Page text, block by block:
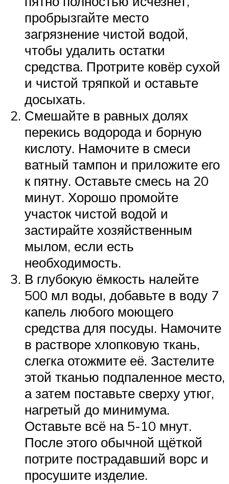
пробрызгайте место
загрязнение чистой водой,
чтобы удалить остатки
средства. Протрите ковёр сухой
и чистой тряпкой и оставьте
досыхать.
Смешайте в равных долях
перекись водорода и борную
кислоту. Намочите в смеси
ватный тампон и приложите его
к пятну. Оставьте смесь на 20
минут. Хорошо промойте
участок чистой водой и
застирайте хозяйственным
мылом, если есть
необходимость.
В глубокую ёмкость налейте
500 мл воды, добавьте в воду 7
капель любого моющего
средства для посуды. Намочите
в растворе хлопковую ткань,
слегка отожмите её. Застелите
этой тканью подпаленное место,
а затем поставьте сверху утюг,
нагретый до минимума.
Оставьте всё на 5-10 мнут.
После этого обычной щёткой
потрите пострадавший ворс и
просушите изделие.